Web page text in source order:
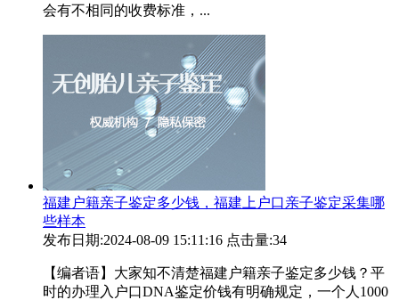
会有不相同的收费标准，...
福建户籍亲子鉴定多少钱，福建上户口亲子鉴定采集哪
些样本
发布日期:2024-08-09 15:11:16 点击量:34
【编者语】大家知不清楚福建户籍亲子鉴定多少钱？平
时的办理入户口DNA鉴定价钱有明确规定，一个人1000